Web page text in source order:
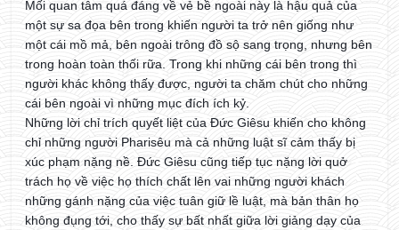
Mối quan tâm quá đáng về vẻ bề ngoài này là hậu quả của
một sự sa đọa bên trong khiến người ta trở nên giống như
một cái mồ mả, bên ngoài trông đồ sộ sang trọng, nhưng bên
trong hoàn toàn thối rữa. Trong khi những cái bên trong thì
người khác không thấy được, người ta chăm chút cho những
cái bên ngoài vì những mục đích ích kỷ.
Những lời chỉ trích quyết liệt của Đức Giêsu khiến cho không
chỉ những người Pharisêu mà cả những luật sĩ cảm thấy bị
xúc phạm nặng nề. Đức Giêsu cũng tiếp tục nặng lời quở
trách họ về việc họ thích chất lên vai những người khách
những gánh nặng của việc tuân giữ lề luật, mà bản thân họ
không đụng tới, cho thấy sự bất nhất giữa lời giảng dạy của